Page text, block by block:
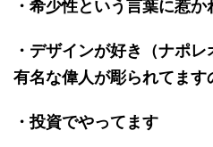
・希少性という言葉に惹か
・デザインが好き（ナポレ
有名な偉人が彫られてます
・投資でやってます